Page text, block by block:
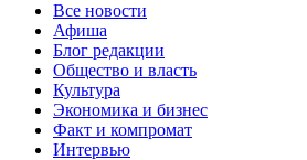
Все новости
Афиша
Блог редакции
Общество и власть
Культура
Экономика и бизнес
Факт и компромат
Интервью